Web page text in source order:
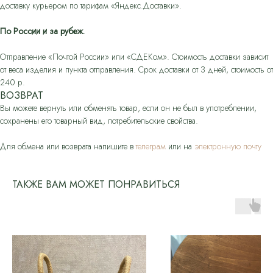
доставку курьером по тарифам «Яндекс.Доставки».
По России и за рубеж.
Отправление «Почтой России» или «СДЕКом». Стоимость доставки зависит
от веса изделия и пункта отправления. Срок доставки от 3 дней, стоимость от
240 р.
ВОЗВРАТ
Вы можете вернуть или обменять товар, если он не был в употреблении,
сохранены его товарный вид, потребительские свойства.
Для обмена или возврата напишите втелеграм или на электронную почту
ТАКЖЕ ВАМ МОЖЕТ ПОНРАВИТЬСЯ